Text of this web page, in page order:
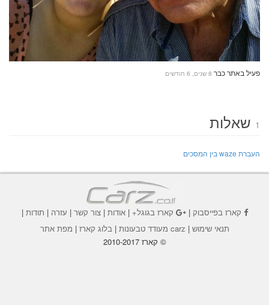
פעיל באתר כבר 8 שנים, 6 חודשים
1 שאלות
העברת waze בין המסכים
קארז בפייסבוק| קארז בגוגל+|אודות |צור קשר | עזרה | תודות |
תנאי שימוש | carz מעודד טבעונות |בלוג קארז | מפת אתר
© קארז 2010-2017